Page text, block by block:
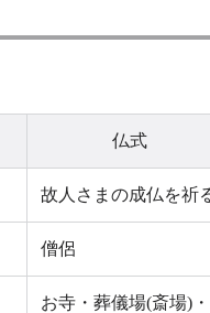
仏式
故人さまの成仏を祈
僧侶
お寺・葬儀場(斎場)・